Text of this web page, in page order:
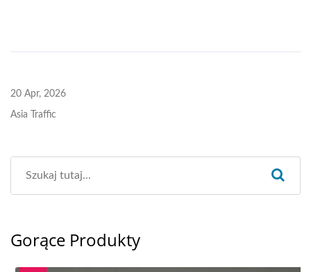
20 Apr, 2026
Asia Traffic
Gorące Produkty